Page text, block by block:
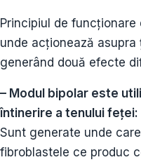
Principiul de
unde acționează
generând două efecte
– Modul bipolar este
întinerire a tenului feței:
Sunt generate unde
fibroblastele ce produc